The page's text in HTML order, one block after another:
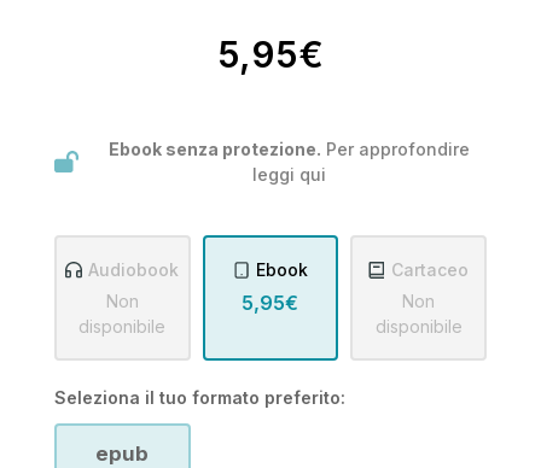
5,95€
Ebook senza protezione. Per approfondire
leggi qui
Audiobook
Non
disponibile
Ebook
5,95€
Cartaceo
Non
disponibile
Seleziona il tuo formato preferito:
epub